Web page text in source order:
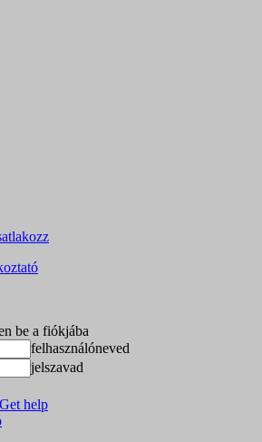
be a fiókjába
felhasználóneved
jelszavad
help